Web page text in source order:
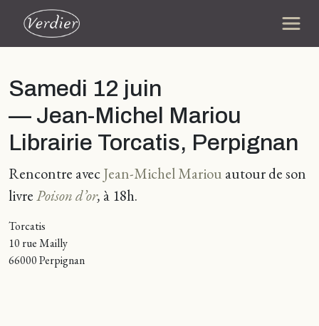
Samedi 12 juin
— Jean-Michel Mariou
Librairie Torcatis, Perpignan
Rencontre avecJean-Michel Mariou autour de son
livrePoison d’or, à 18h.
Torcatis
10 rue Mailly
66000 Perpignan